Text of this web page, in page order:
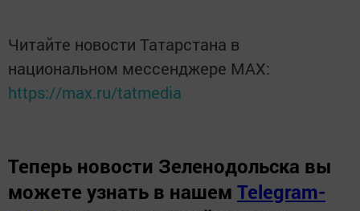
Читайте новости Татарстана в
национальном мессенджере MАХ:
https://max.ru/tatmedia
Теперь новости Зеленодольска вы
можете узнать в нашем Telegram-